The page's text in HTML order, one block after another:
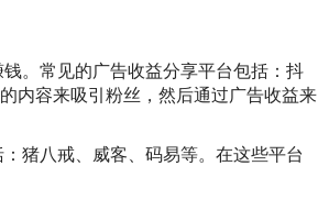
。常见的广告收益分享平台包括：抖
内容来吸引粉丝，然后通过广告收益来
猪八戒、威客、码易等。在这些平台